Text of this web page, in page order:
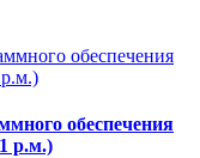
обеспечения
р.м.)